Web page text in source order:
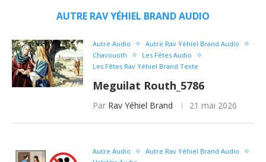
AUTRE RAV YÉHIEL BRAND AUDIO
Autre Audio
Autre Rav Yéhiel Brand Audio
Chavouoth
Les Fêtes Audio
Les Fêtes Rav Yéhiel Brand Texte
Meguilat Routh_5786
Par Rav Yéhiel Brand 21 mai 2026
Autre Audio
Autre Rav Yéhiel Brand Audio